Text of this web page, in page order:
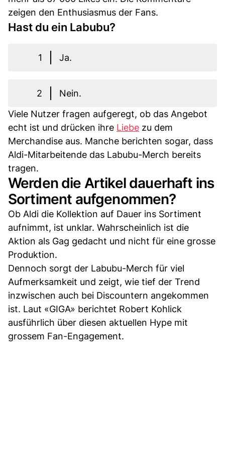
zeigen den Enthusiasmus der Fans.
Hast du ein Labubu?
1 Ja.
2
Nein.
Viele Nutzer fragen aufgeregt, ob das Angebot
echt ist und drücken ihre Liebe zu dem
Merchandise aus. Manche berichten sogar, dass
Aldi-Mitarbeitende das Labubu-Merch bereits
tragen.
Werden die Artikel dauerhaft ins
Sortiment aufgenommen?
Ob Aldi die Kollektion auf Dauer ins Sortiment
aufnimmt, ist unklar. Wahrscheinlich ist die
Aktion als Gag gedacht und nicht für eine grosse
Produktion.
Dennoch sorgt der Labubu-Merch für viel
Aufmerksamkeit und zeigt, wie tief der Trend
inzwischen auch bei Discountern angekommen
ist. Laut «GIGA» berichtet Robert Kohlick
ausführlich über diesen aktuellen Hype mit
grossem Fan-Engagement.